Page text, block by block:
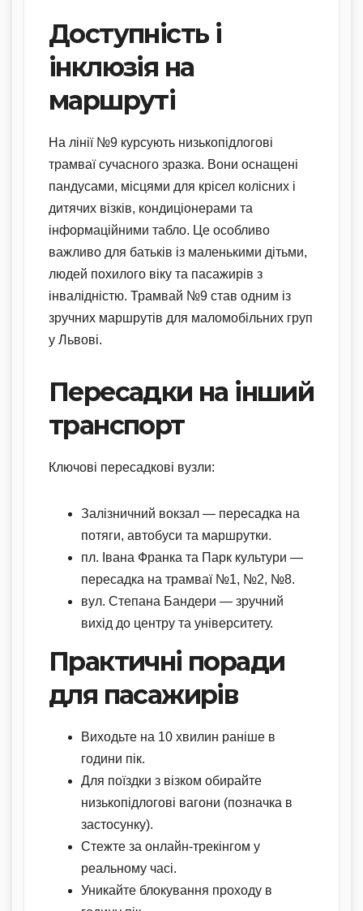
Доступність і
інклюзія на
маршруті
На лінії №9 курсують низькопідлогові
трамваї сучасного зразка. Вони оснащені
пандусами, місцями для крісел колісних і
дитячих візків, кондиціонерами та
інформаційними табло. Це особливо
важливо для батьків із маленькими дітьми,
людей похилого віку та пасажирів з
інвалідністю. Трамвай №9 став одним із
зручних маршрутів для маломобільних груп
у Львові.
Пересадки на інший
транспорт
Ключові пересадкові вузли:
Залізничний вокзал — пересадка на
потяги, автобуси та маршрутки.
пл. Івана Франка та Парк культури —
пересадка на трамваї №1, №2, №8.
вул. Степана Бандери — зручний
вихід до центру та університету.
Практичні поради
для пасажирів
Виходьте на 10 хвилин раніше в
години пік.
Для поїздки з візком обирайте
низькопідлогові вагони (позначка в
застосунку).
Стежте за онлайн-трекінгом у
реальному часі.
Уникайте блокування проходу в